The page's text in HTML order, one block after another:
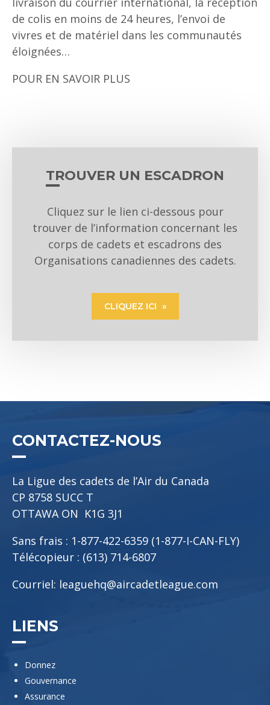
de colis en moins de 24 heures, l’envoi de
vivres et de matériel dans les communautés
éloignées…
POUR EN SAVOIR PLUS
TROUVER UN ESCADRON
Cliquez sur le lien ci-dessous pour
trouver de l’information concernant les
corps de cadets et escadrons des
Organisations canadiennes des cadets.
CLIQUEZ ICI
CONTACTEZ-NOUS
La Ligue des cadets de l’Air du Canada
CP 8758 SUCC T
OTTAWA ON K1G 3J1
Sans frais : 1-877-422-6359 (1-877-I-CAN-FLY)
Télécopieur : (613) 714-6807
Courriel: leaguehq@aircadetleague.com
LIENS
Donnez
Gouvernance
Assurance